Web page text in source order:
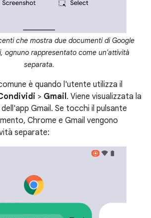
che mostra due documenti di Google
ognuno rappresentato come un'attività
separata.
è quando l'utente utilizza il
> Gmail . Viene visualizzata la
dell'app Gmail. Se tocchi il pulsante
Chrome e Gmail vengono
separate: